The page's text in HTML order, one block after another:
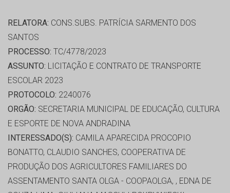
RELATORA: CONS.SUBS. PATRÍCIA SARMENTO DOS
SANTOS
PROCESSO: TC/4778/2023
ASSUNTO: LICITAÇÃO E CONTRATO DE TRANSPORTE
ESCOLAR 2023
PROTOCOLO: 2240076
ORGÃO: SECRETARIA MUNICIPAL DE EDUCAÇÃO, CULTURA
E ESPORTE DE NOVA ANDRADINA
INTERESSADO(S): CAMILA APARECIDA PROCOPIO
BONATTO, CLAUDIO SANCHES, COOPERATIVA DE
PRODUÇÃO DOS AGRICULTORES FAMILIARES DO
ASSENTAMENTO SANTA OLGA - COOPAOLGA, , EDNA DE